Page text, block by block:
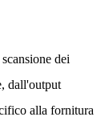
dei
dall'output
alla fornitura